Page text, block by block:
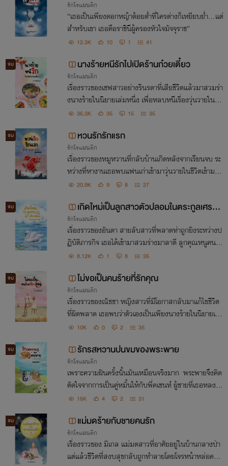
รักโรแมนติก
“เธอเป็นเพียงดอกหญ้าต้อยต่ำที่ใครต่างก็เหยียบย่ำ...แต่
สำหรับเขา เธอคือราชินีผู้ครองหัวใจมัจจุราช”
12.3K 10 1 41
จบ นางร้ายหนีรักไปเปิดร้านก๋วยเตี๋ยว
รักโรแมนติก
เรื่องราวของเชฟสาวอย่างรินรดาที่เสียชีวิตแล้วมาสวมร่า
งนางร้ายในนิยายเล่มหนึ่ง เพื่อหลบหนีเรื่องวุ่นวายในคร
อบครัวที่เธอเป็นส่วนเกินเธอจึงเต็มใจแต่งงานไปเป็นเจ้า
36.3K 35 15 35
จบ หวนรักรักแรก
รักโรแมนติก
เรื่องราวของหมูหวานที่กลับบ้านเกิดหลังจากเรียนจบ ระ
หว่างที่หางานเธอพบแฟนเก่าเข้ามาวุ่นวายในชีวิตเข้ามา
ทำให้ใจเธอสั่นไหวด้วยคำว่า…พี่คิดถึงเธอ…
20.9K 9 8 27
จบ
เกิดใหม่เป็นลูกสาวตัวปลอมในตระกูลเศรษ
ฐี
รักโรแมนติก
เรื่องราวของอันดา สายลับสาวที่พลาดท่าถูกยิงระหว่างป
ฏิบัติภารกิจ เธอได้เข้ามาสวมร่างมาลาตี ลูกคุณหนูคนเล็
กผู้เอาแต่ใจ นางร้ายในนิยายเรื่องคนรักผิดตัว เธอจึงเปลี่
8.12K 1 8 35
จบ ไม่ขอเป็นคนร้ายที่รักคุณ
รักโรแมนติก
เรื่องราวของณัชชา หญิงสาวที่มีโอกาสกลับมาแก้ไขชีวิต
ที่ผิดพลาด เธอพบว่าตัวเองเป็นเพียงนางร้ายในนิยายเล่
มหนึ่ง ชาติที่แล้วเธอไล่ตามสามีจนลืมดูแลลูกตัวน้อย แ
10K 0 2 35
จบ รักรสหวานปนขมของพระพาย
รักโรแมนติก
เพราะความฝันครั้งนั้นมันเหมือนจริงมาก พระพายจึงคิด
ตัดใจจากการเป็นคู่หมั้นให้กับพี่คเชนท์ ผู้ชายที่เธอหลงรั
กมาตั้งแต่เด็ก แต่น่าเสียดายเธอเป็นยัยน่ารำคาญสำหรับ
15K 4 2 31
จบ แม่มดร้ายกับชายคนรัก
รักโรแมนติก
เรื่องราวของ มิเกล แม่มดสาวที่อาศัยอยู่ในบ้านกลางป่า
แต่แล้วชีวิตที่สงบสุขกลับถูกทำลายโดยโจรหน้าหล่อคนห